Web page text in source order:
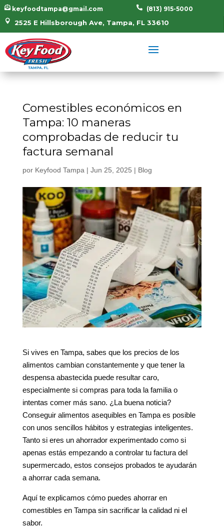
 (813) 915-5000
 keyfoodtampa@gmail.com
 2525 E Hillsborough Ave, Tampa, FL 33610
Comestibles económicos en
Tampa: 10 maneras
comprobadas de reducir tu
factura semanal
por Keyfood Tampa | Jun 25, 2025 | Blog
Si vives en Tampa, sabes que los precios de los
alimentos cambian constantemente y que tener la
despensa abastecida puede resultar caro,
especialmente si compras para toda la familia o
intentas comer más sano. ¿La buena noticia?
Conseguir alimentos asequibles en Tampa es posible
con unos sencillos hábitos y estrategias inteligentes.
Tanto si eres un ahorrador experimentado como si
apenas estás empezando a controlar tu factura del
supermercado, estos consejos probados te ayudarán
a ahorrar cada semana.
Aquí te explicamos cómo puedes ahorrar en
comestibles en Tampa sin sacrificar la calidad ni el
sabor.